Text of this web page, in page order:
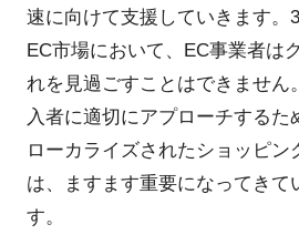
速に向けて支援していきます。
EC市場において、EC事業者は
れを見過ごすことはできません
入者に適切にアプローチする
ローカライズされたショッピン
は、ますます重要になってきて
す。